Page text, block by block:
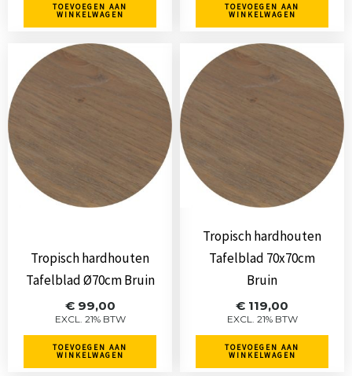
TOEVOEGEN AAN
WINKELWAGEN
TOEVOEGEN AAN
WINKELWAGEN
Tropisch hardhouten
Tafelblad Ø70cm Bruin
€99,00
EXCL. 21% BTW
TOEVOEGEN AAN
WINKELWAGEN
Tropisch hardhouten
Tafelblad 70x70cm
Bruin
€ 119,00
EXCL. 21% BTW
TOEVOEGEN AAN
WINKELWAGEN